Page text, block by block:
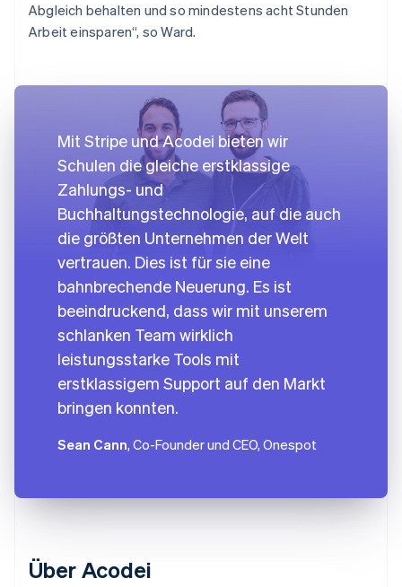
Abgleich behalten und so mindestens acht Stunden
Arbeit einsparen“, so Ward.
Mit Stripe und Acodei bieten wir
Schulen die gleiche erstklassige
Zahlungs- und
Buchhaltungstechnologie, auf die auch
die größten Unternehmen der Welt
vertrauen. Dies ist für sie eine
bahnbrechende Neuerung. Es ist
beeindruckend, dass wir mit unserem
schlanken Team wirklich
leistungsstarke Tools mit
erstklassigem Support auf den Markt
bringen konnten.
Sean Cann, Co-Founder und CEO, Onespot
Über Acodei